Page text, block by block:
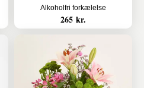
Alkoholfri forkælelse
265 kr.